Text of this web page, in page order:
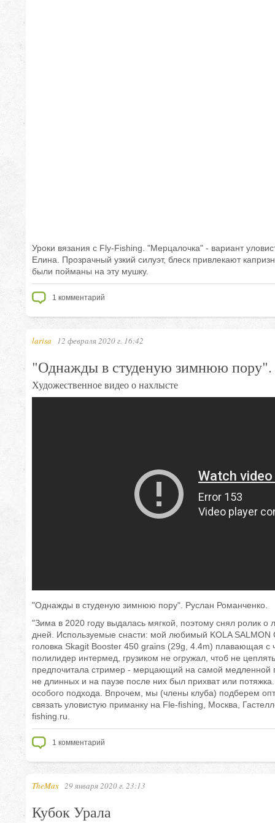
Уроки вязания с Fly-Fishing. "Мерцалочка" - вариант
Елина. Прозрачный узкий силуэт, блеск привлекают
были пойманы на эту мушку.
1 комментарий
larisa 12 февраля 2020 г. 16:42
"Однажды в студеную зимнюю пору".
Художественное видео о нахлысте
"Однажды в студеную зимнюю пору". Руслан Романченко.
"Зима в 2020 году выдалась мягкой, поэтому снял ролик
дней. Используемые снасти: мой любимый KOLA
головка Skagit Booster 450 grains (29g, 4.4m) плавающая с
полилидер интермед, грузиком не огружал, чтоб не
предпочитала стример - мерцающий на самой медленной
не длинных и на паузе после них был прихват или
особого подхода. Впрочем, мы (члены клуба) подберем
связать уловистую приманку на Fle-fishing, Москва,
fishing.ru.
1 комментарий
TheMax 29 января 2020 г. 23:13
Кубок Урала